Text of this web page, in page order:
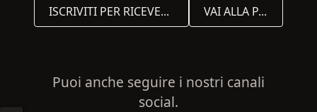
ISCRIVITI PER RICEVERE GLI AGGIORNAMENTI VAI ALLA PAGINA INIZIALE
Puoi anche seguire i nostri canali
social.